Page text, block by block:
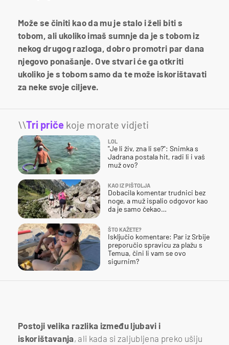
Može se činiti kao da mu je stalo i želi biti s
tobom, ali ukoliko imaš sumnje da je s tobom iz
nekog drugog razloga, dobro promotri par dana
njegovo ponašanje. Ove stvari će ga otkriti
ukoliko je s tobom samo da te može iskorištavati
za neke svoje ciljeve.
\\Tri priče koje morate vidjeti
LOL
"Je li živ, zna li se?": Snimka s
Jadrana postala hit, radi li i vaš
muž ovo?
KAO IZ PIŠTOLJA
Dobacila komentar trudnici bez
noge, a muž ispalio odgovor kao
da je samo čekao…
ŠTO KAŽETE?
Isključio komentare: Par iz Srbije
preporučio spravicu za plažu s
Temua, čini li vam se ovo
sigurnim?
Postoji velika razlika između ljubavi i
iskorištavanja, ali kada si zaljubljena preko ušiju